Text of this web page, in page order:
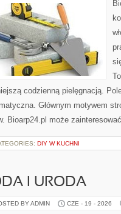
codzienną pielęgnacją.
Głównym motywem
Bioarp24.pl może
DIY W KUCHNI
I URODA
BY ADMIN CZE - 19 - 2026